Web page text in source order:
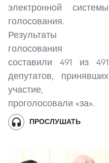
электронной системы
голосования.
Результаты
голосования
составили 491 из 491
депутатов, принявших
участие,
проголосовали «за».
ПРОСЛУШАТЬ